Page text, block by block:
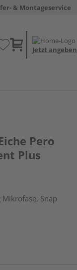
& Montageservice
Jetzt angeben
Pero
Plus
Snap